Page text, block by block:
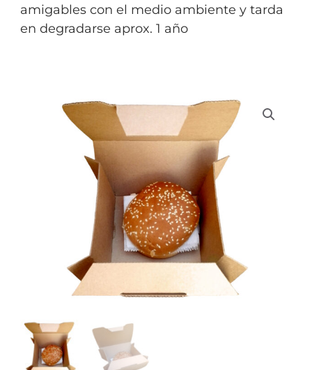
amigables con el medio ambiente y tarda
en degradarse aprox. 1 año